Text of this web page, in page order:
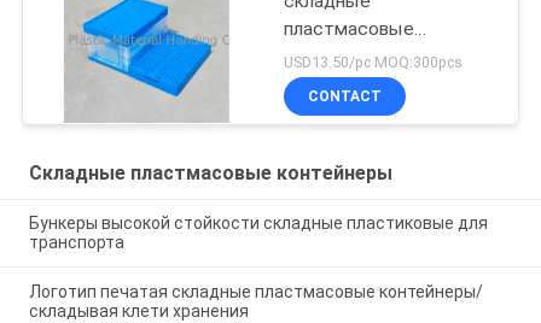
пластмасовые
контейнеры для удара
транспорта -
сопротивления
USD13.50/pc MOQ:300pcs
CONTACT
Складные пластмасовые контейнеры
Бункеры высокой стойкости складные пластиковые для
транспорта
Логотип печатая складные пластмасовые контейнеры/
складывая клети хранения